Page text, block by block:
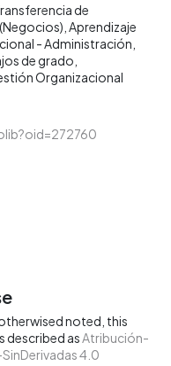
de
Aprendizaje
- Administración
de grado
Organizacional
noted, this
described asAtribución-
4.0